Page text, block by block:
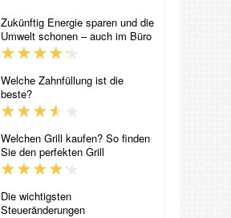
Zukünftig Energie sparen und die
Umwelt schonen – auch im Büro
Welche Zahnfüllung ist die
beste?
Welchen Grill kaufen? So finden
Sie den perfekten Grill
Die wichtigsten
Steueränderungen